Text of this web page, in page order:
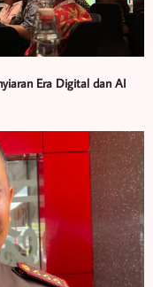
Era Digital dan AI